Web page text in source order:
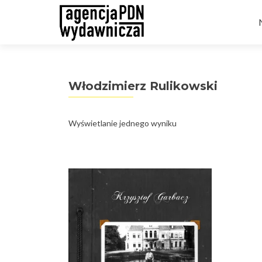
Włodzimierz Rulikowski
Wyświetlanie jednego wyniku